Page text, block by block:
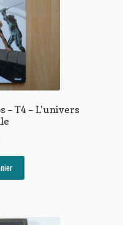
T4 – L’univers